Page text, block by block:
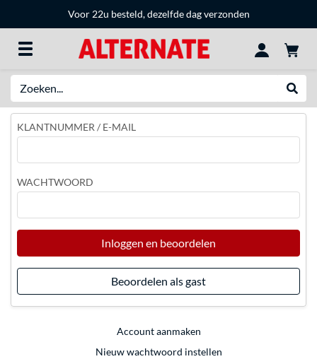
Voor 22u besteld, dezelfde dag verzonden
KLANTNUMMER / E-MAIL
WACHTWOORD
Inloggen en beoordelen
Beoordelen als gast
Account aanmaken
Nieuw wachtwoord instellen